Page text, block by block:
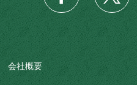
会社概要